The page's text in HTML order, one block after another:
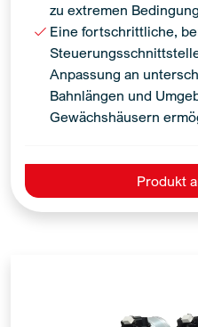
zu extremen
Eine fortschrittliche,
Anpassung an
Bahnlängen und
Gewächshäusern
Produkt